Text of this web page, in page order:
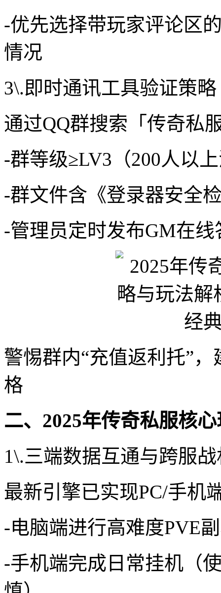
-优先选择带玩家评论区
情况
3\.即时通讯工具验证策略
通过QQ群搜索「传奇私
-群等级≥LV3（200人以
-群文件含《登录器安全
-管理员定时发布GM在线
警惕群内“充值返利托”
格
二、2025年传奇私服核
1\.三端数据互通与跨服
最新引擎已实现PC/手机
-电脑端进行高难度PVE
-手机端完成日常挂机（